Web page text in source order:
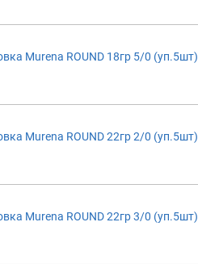
Murena ROUND 18гр 5/0 (уп.5шт)
Murena ROUND 22гр 2/0 (уп.5шт)
Murena ROUND 22гр 3/0 (уп.5шт)